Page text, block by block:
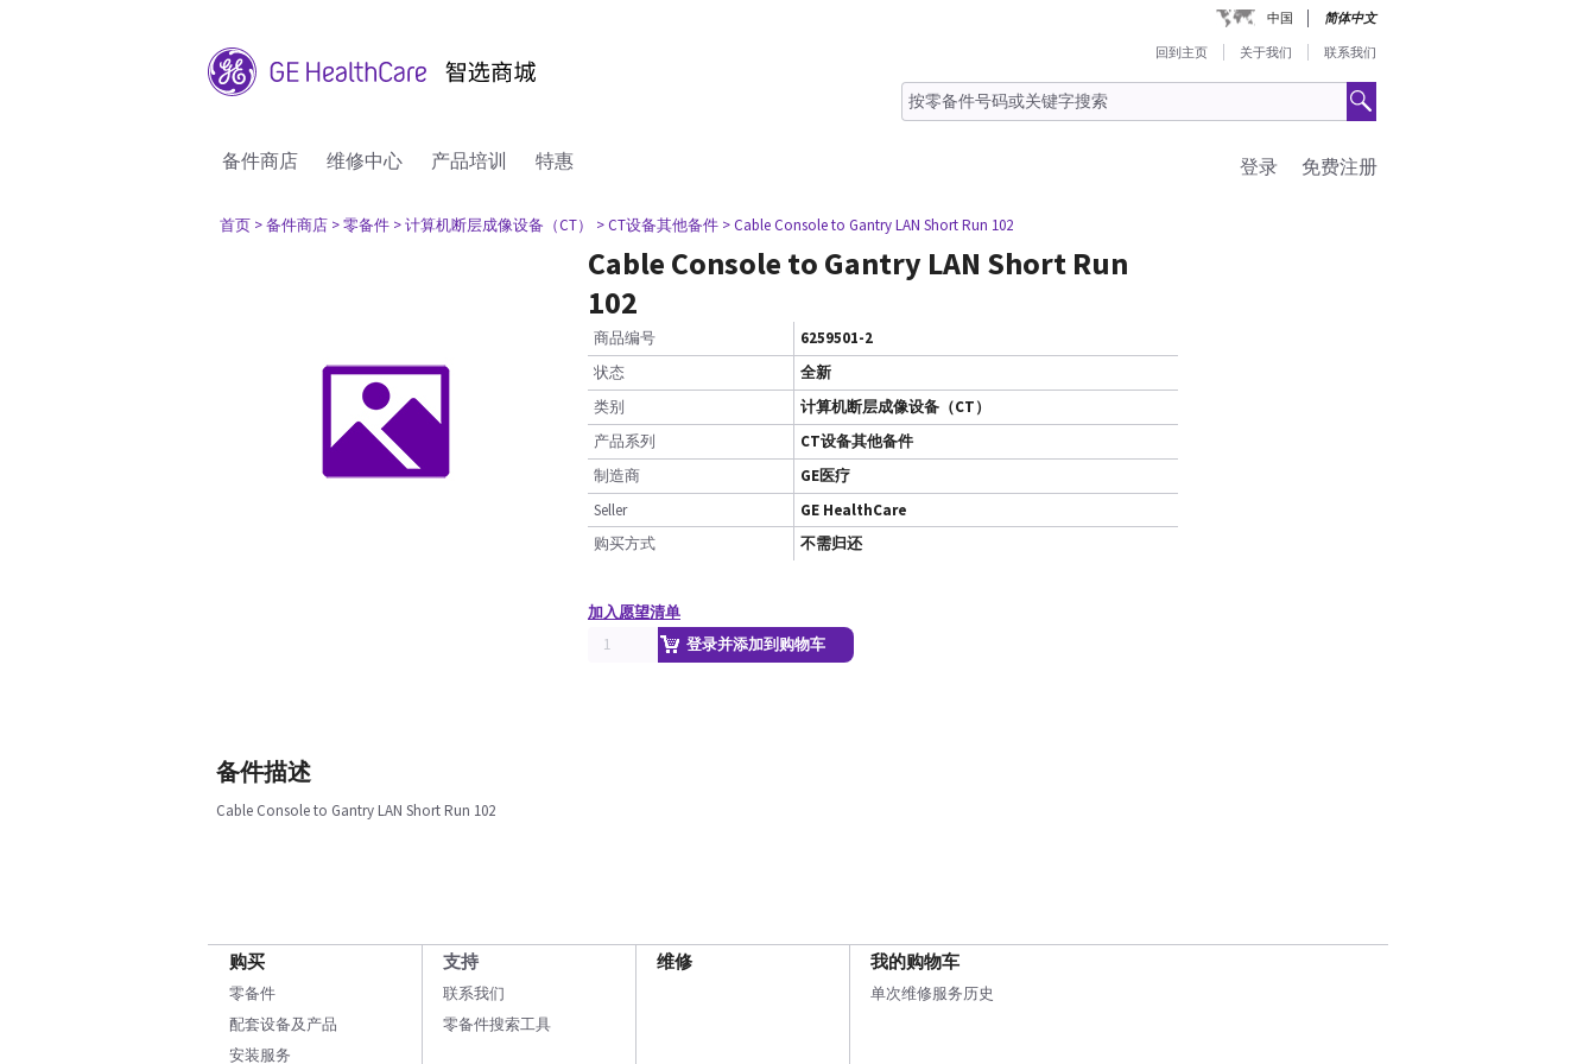
中国 简体中文
回到主页 关于我们 联系我们
备件商店 维修中心 产品培训 特惠 免费注册
登录
首页 > 备件商店 > 零备件 > 计算机断层成像设备（CT） > CT设备其他备件 > Cable Console to Gantry LAN Short Run 102
Cable Console to Gantry LAN Short Run
102
商品编号
6259501-2
状态
全新
类别
计算机断层成像设备（CT）
产品系列
CT设备其他备件
制造商
GE医疗
Seller
GE HealthCare
购买方式
不需归还
加入愿望清单
登录并添加到购物车
备件描述
Cable Console to Gantry LAN Short Run 102
购买
零备件
配套设备及产品
安装服务
支持
联系我们
零备件搜索工具
维修 我的购物车
单次维修服务历史